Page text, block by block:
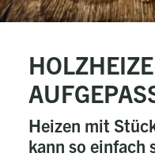
Heizen mit
kann so einfach